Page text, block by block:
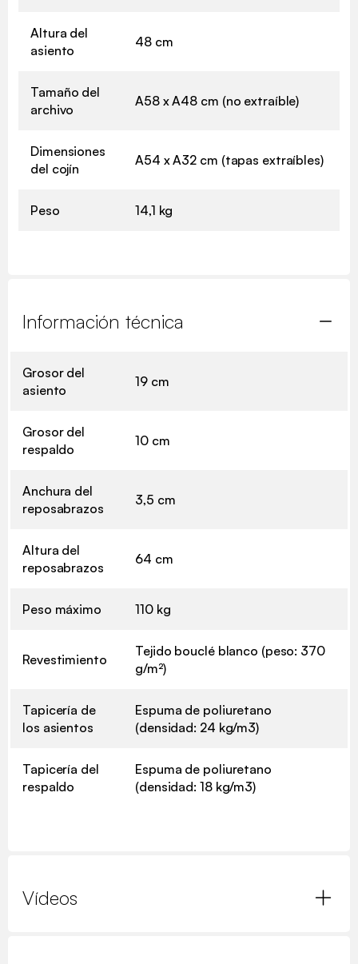
Altura del
asiento
48 cm
Tamaño del
archivo
A58 x A48 cm (no extraíble)
Dimensiones
del cojín
A54 x A32 cm (tapas extraíbles)
Peso 14,1 kg
Información técnica
Grosor del
asiento
19 cm
Grosor del
respaldo
10 cm
Anchura del
reposabrazos
3,5 cm
Altura del
reposabrazos
64 cm
Peso máximo 110 kg
Revestimiento
Tejido bouclé blanco (peso: 370
g/m²)
Tapicería de
los asientos
Espuma de poliuretano
(densidad: 24 kg/m3)
Tapicería del
respaldo
Espuma de poliuretano
(densidad: 18 kg/m3)
Vídeos